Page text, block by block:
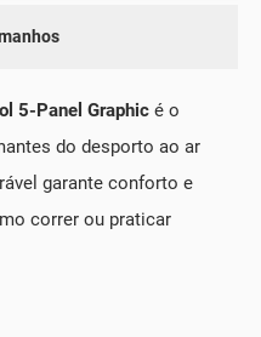
5-Panel Graphic é o
do desporto ao ar
garante conforto e
correr ou praticar